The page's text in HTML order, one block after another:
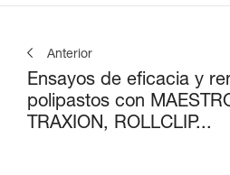
Anterior
Ensayos de eficacia y
polipastos con
TRAXION, ROLLCLIP...